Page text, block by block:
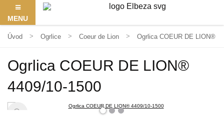
MENU
Úvod Ogrlice Coeur de Lion Ogrlica COEUR DE LION®
Ogrlica COEUR DE LION®
4409/10-1500